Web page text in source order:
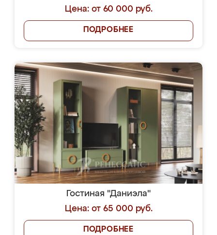
Цена: от 60 000 руб.
ПОДРОБНЕЕ
Гостиная "Даниэла"
Цена: от 65 000 руб.
ПОДРОБНЕЕ